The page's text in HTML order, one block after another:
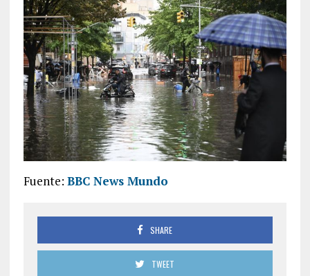
Fuente: BBC News Mundo
SHARE
TWEET